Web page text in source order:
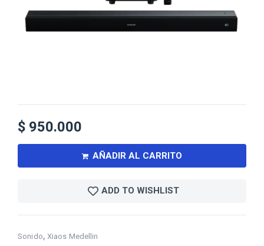
Sonido, Xiaos Medellin
$ 950.000
AÑADIR AL CARRITO
ADD TO WISHLIST